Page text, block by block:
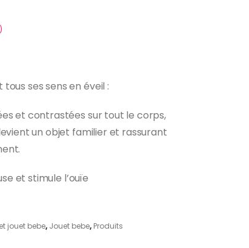
ses sens en éveil :
et contrastées sur tout le corps,
un objet familier et rassurant
et stimule l’ouïe
jouet bebe, Jouet bebe, Produits